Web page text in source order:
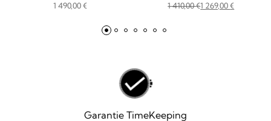
1 490,00€ 1 410,00€
Le
1 269,00€
Le
Garantie TimeKeeping